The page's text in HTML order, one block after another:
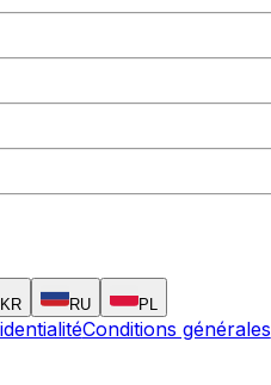
RU PL
Conditions générales